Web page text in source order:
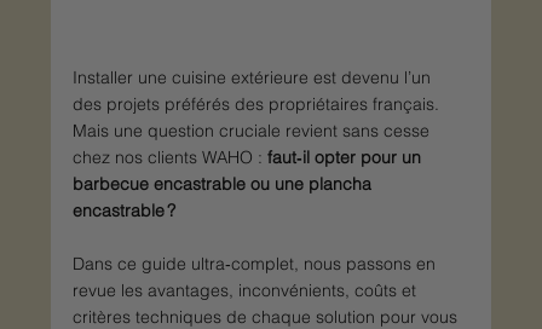
Installer une cuisine extérieure est devenu l’un
des projets préférés des propriétaires français.
Mais une question cruciale revient sans cesse
chez nos clients WAHO : faut‑il opter pour un
barbecue encastrable ou une plancha
encastrable ?
Dans ce guide ultra‑complet, nous passons en
revue les avantages, inconvénients, coûts et
critères techniques de chaque solution pour vous